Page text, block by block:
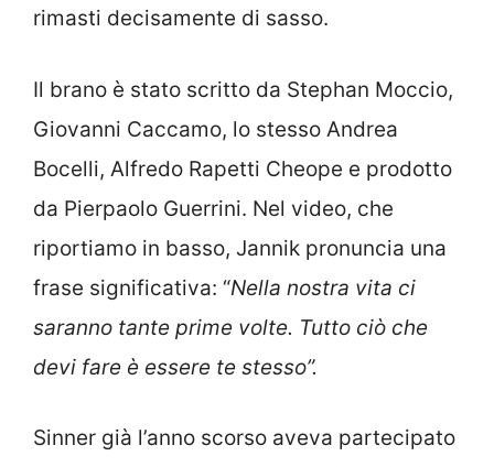
rimasti decisamente di sasso.
Il brano è stato scritto da Stephan Moccio,
Giovanni Caccamo, lo stesso Andrea
Bocelli, Alfredo Rapetti Cheope e prodotto
da Pierpaolo Guerrini. Nel video, che
riportiamo in basso, Jannik pronuncia una
frase significativa: “Nella nostra vita ci
saranno tante prime volte. Tutto ciò che
devi fare è essere te stesso”.
Sinner già l’anno scorso aveva partecipato